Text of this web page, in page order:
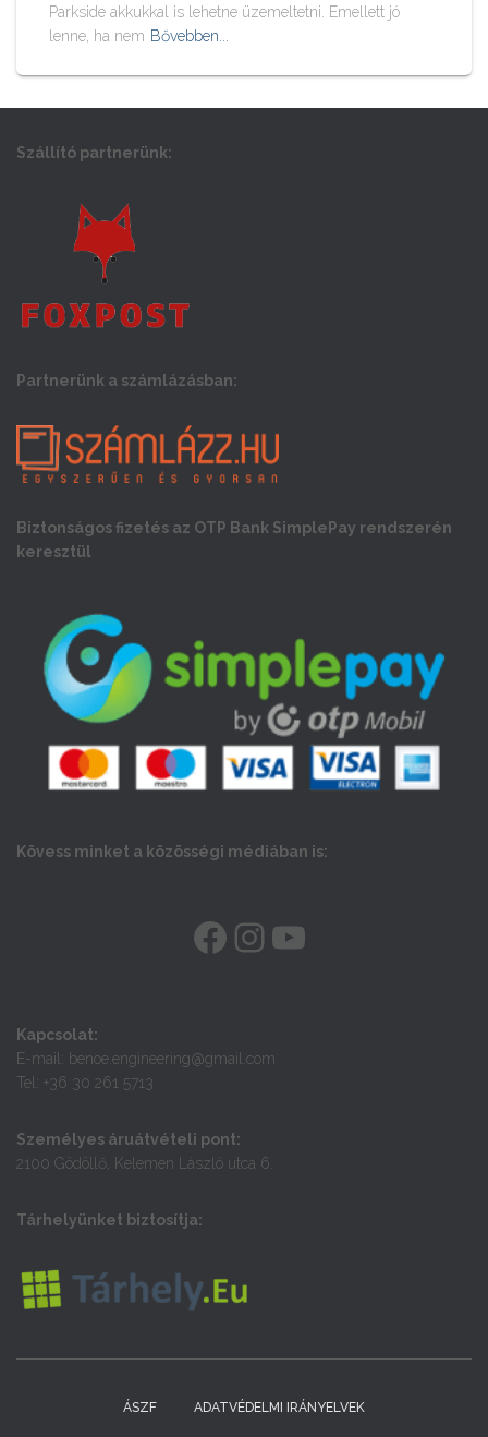
Parkside akkukkal is lehetne üzemeltetni. Emellett jó
lenne, ha nem Bővebben...
Szállító partnerünk:
Partnerünk a számlázásban:
Biztonságos fizetés az OTP Bank SimplePay rendszerén
keresztül
Kövess minket a közösségi médiában is:
FACEBOOK INSTAGRAM
Kapcsolat:
E-mail: benoe.engineering@gmail.com
Tel: +36 30 261 5713
Személyes áruátvételi pont:
2100 Gödöllő, Kelemen László utca 6.
Tárhelyünket biztosítja:
ÁSZF ADATVÉDELMI IRÁNYELVEK